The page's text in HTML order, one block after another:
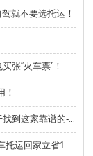
就不要选托运！
张“火车票”！
！
汽车托运全是坑？吐血整理10+次托运经验，终于找到这家靠谱的-中车物流